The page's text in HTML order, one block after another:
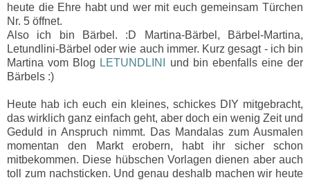
heute die Ehre habt und wer mit euch gemeinsam Türchen
Nr. 5 öffnet.
Also ich bin Bärbel. :D Martina-Bärbel, Bärbel-Martina,
Letundlini-Bärbel oder wie auch immer. Kurz gesagt - ich bin
Martina vom Blog LETUNDLINI
und bin ebenfalls eine der
Bärbels :)
Heute hab ich euch ein kleines, schickes DIY mitgebracht,
das wirklich ganz einfach geht, aber doch ein wenig Zeit und
Geduld in Anspruch nimmt. Das Mandalas zum Ausmalen
momentan den Markt erobern, habt ihr sicher schon
mitbekommen. Diese hübschen Vorlagen dienen aber auch
toll zum nachsticken. Und genau deshalb machen wir heute